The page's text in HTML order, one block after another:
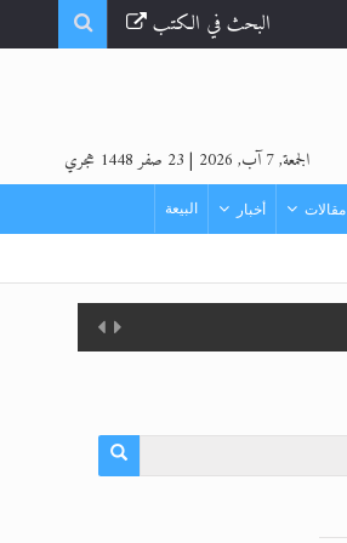
البحث في الكتب
الجمعة, 7 آب, 2026 | 23 صفر 1448 هجري
مقالات أخبار البيعة